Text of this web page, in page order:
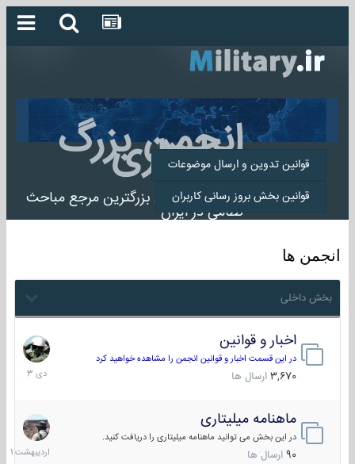
انجمن بزرگ
میلیتاری
انجمن میلیتاری بزرگترین مرجع مباحث
نظامی در ایران
قوانین تدوین و ارسال موضوعات
قوانین بخش بروز رسانی کاربران
انجمن ها
بخش داخلی
اخبار و قوانین
در این قسمت اخبار و قوانین انجمن را مشاهده خواهید کرد
3,670 ارسال ها
22
دی
1403
ماهنامه میلیتاری
در این بخش می توانید ماهنامه میلیتاری را دریافت کنید.
90 ارسال ها
30
1401